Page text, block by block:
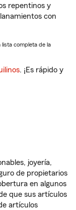
repentinos y
con
lista completa de la
. ¡Es rápido y
joyería,
de propietarios
en algunos
que sus artículos
artículos